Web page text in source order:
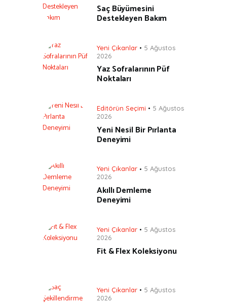
Saç Büyümesini
Destekleyen Bakım
Yeni Çıkanlar
5 Ağustos
2026
Yaz Sofralarının Püf
Noktaları
Editörün Seçimi
5 Ağustos
2026
Yeni Nesil Bir Pırlanta
Deneyimi
Yeni Çıkanlar
5 Ağustos
2026
Akıllı Demleme
Deneyimi
Yeni Çıkanlar
5 Ağustos
2026
Fit & Flex Koleksiyonu
Yeni Çıkanlar
5 Ağustos
2026